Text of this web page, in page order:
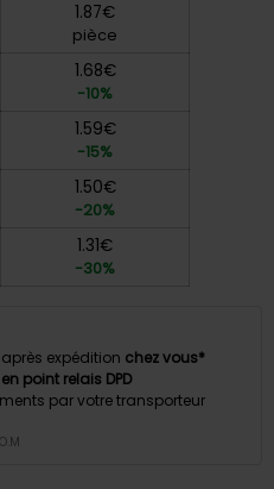
1.87€
pièce
1.68€
-10%
1.59€
-15%
1.50€
-20%
1.31€
-30%
expédition chez vous*
en point relais DPD
par votre transporteur